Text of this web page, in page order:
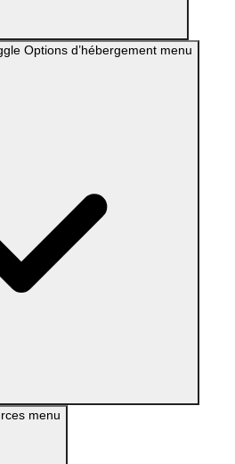
Options d’hébergement menu
menu